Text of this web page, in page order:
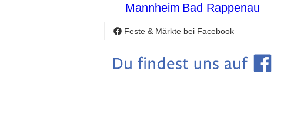
Mannheim Bad Rappenau
Feste & Märkte bei Facebook